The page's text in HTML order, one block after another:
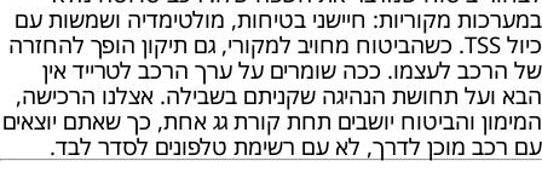
במערכות מקוריות: חיישני בטיחות, מולטימדיה ושמשות עם
כיול TSS. כשהביטוח מחויב למקורי, גם תיקון הופך להחזרה
של הרכב לעצמו. ככה שומרים על ערך הרכב לטרייד אין
הבא ועל תחושת הנהיגה שקניתם בשבילה. אצלנו הרכישה,
המימון והביטוח יושבים תחת קורת גג אחת, כך שאתם יוצאים
עם רכב מוכן לדרך, לא עם רשימת טלפונים לסדר לבד.